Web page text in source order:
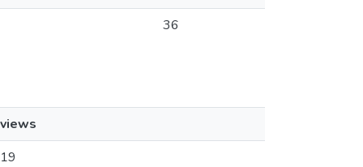
36
views
19